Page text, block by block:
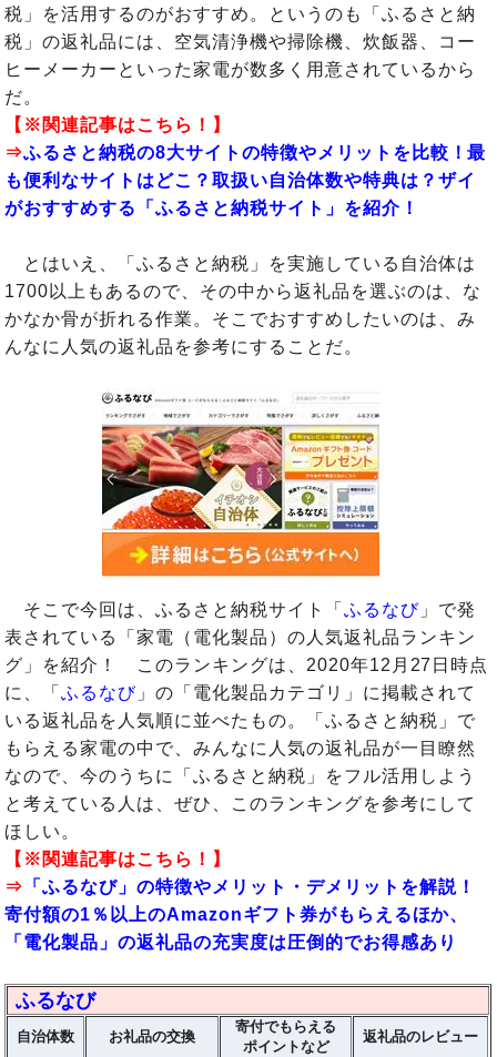
税」を活用するのがおすすめ。というのも「ふるさと納
税」の返礼品には、空気清浄機や掃除機、炊飯器、コー
ヒーメーカーといった家電が数多く用意されているから
だ。
【※関連記事はこちら！】
⇒ふるさと納税の8大サイトの特徴やメリットを比較！最
も便利なサイトはどこ？取扱い自治体数や特典は？ザイ
がおすすめする「ふるさと納税サイト」を紹介！
とはいえ、「ふるさと納税」を実施している自治体は
1700以上もあるので、その中から返礼品を選ぶのは、な
かなか骨が折れる作業。そこでおすすめしたいのは、み
んなに人気の返礼品を参考にすることだ。
そこで今回は、ふるさと納税サイト「 ふるなび」で発
表されている「家電（電化製品）の人気返礼品ランキン
グ」を紹介！ このランキングは、2020年12月27日時点
に、「ふるなび 」の「電化製品カテゴリ」に掲載されて
いる返礼品を人気順に並べたもの。「ふるさと納税」で
もらえる家電の中で、みんなに人気の返礼品が一目瞭然
なので、今のうちに「ふるさと納税」をフル活用しよう
と考えている人は、ぜひ、このランキングを参考にして
ほしい。
【※関連記事はこちら！】
⇒ 「ふるなび」の特徴やメリット・デメリットを解説！
寄付額の1％以上のAmazonギフト券がもらえるほか、
「電化製品」の返礼品の充実度は圧倒的でお得感あり
ふるなび
自治体数 お礼品の交換
寄付でもらえる
ポイントなど
返礼品のレビュー